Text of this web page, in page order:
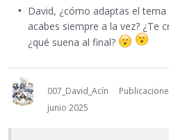
David, ¿cómo adaptas el
acabes siempre a la vez? ¿Te
¿qué suena al final?
007_David_Acín
junio 2025